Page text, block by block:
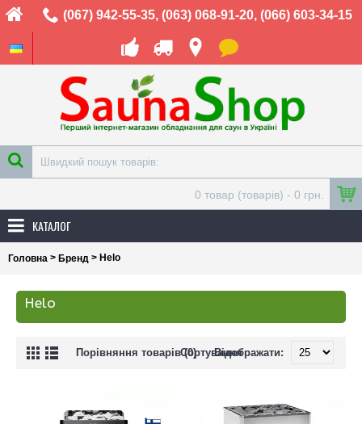
(067) 942-55-35, (063) 068-91-20, (066) 603-34-15
0 товар (товарів) - 0 грн.
КАТАЛОГ
Головна > Бренд > Helo
Helo
Порівняння товарів (0) Відображати:
Сортування